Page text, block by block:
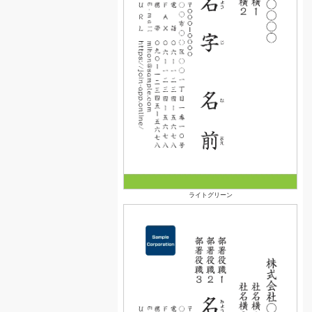
ライトグリーン